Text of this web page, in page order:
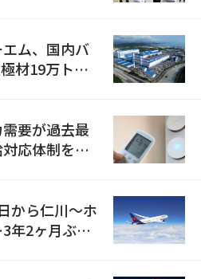
ム、国内バ
材19万トン
要が過去最
応体制を点
から仁川〜ホ
年2ヶ月ぶり